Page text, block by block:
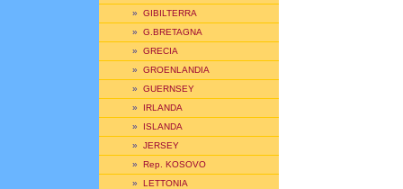
» GIBILTERRA
» G.BRETAGNA
» GRECIA
» GROENLANDIA
» GUERNSEY
» IRLANDA
» ISLANDA
» JERSEY
» Rep. KOSOVO
» LETTONIA